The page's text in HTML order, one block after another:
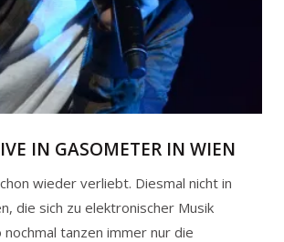
IN GASOMETER IN WIEN
wieder verliebt. Diesmal nicht in
die sich zu elektronischer Musik
tanzen immer nur die